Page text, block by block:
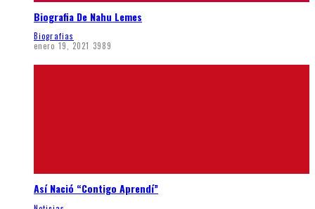
Biografia De Nahu Lemes
Biografias
enero 19, 2021 3989
Así Nació “Contigo Aprendí”